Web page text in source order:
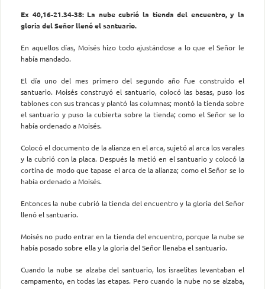
Ex 40,16-21.34-38: La nube cubrió la tienda del encuentro, y la
gloria del Señor llenó el santuario.
En aquellos días, Moisés hizo todo ajustándose a lo que el Señor le
había mandado.
El día uno del mes primero del segundo año fue construido el
santuario. Moisés construyó el santuario, colocó las basas, puso los
tablones con sus trancas y plantó las columnas; montó la tienda sobre
el santuario y puso la cubierta sobre la tienda; como el Señor se lo
había ordenado a Moisés.
Colocó el documento de la alianza en el arca, sujetó al arca los varales
y la cubrió con la placa. Después la metió en el santuario y colocó la
cortina de modo que tapase el arca de la alianza; como el Señor se lo
había ordenado a Moisés.
Entonces la nube cubrió la tienda del encuentro y la gloria del Señor
llenó el santuario.
Moisés no pudo entrar en la tienda del encuentro, porque la nube se
había posado sobre ella y la gloria del Señor llenaba el santuario.
Cuando la nube se alzaba del santuario, los israelitas levantaban el
campamento, en todas las etapas. Pero cuando la nube no se alzaba,